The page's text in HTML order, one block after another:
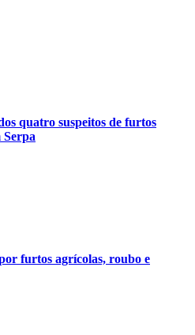
quatro suspeitos de furtos
Serpa
furtos agrícolas, roubo e